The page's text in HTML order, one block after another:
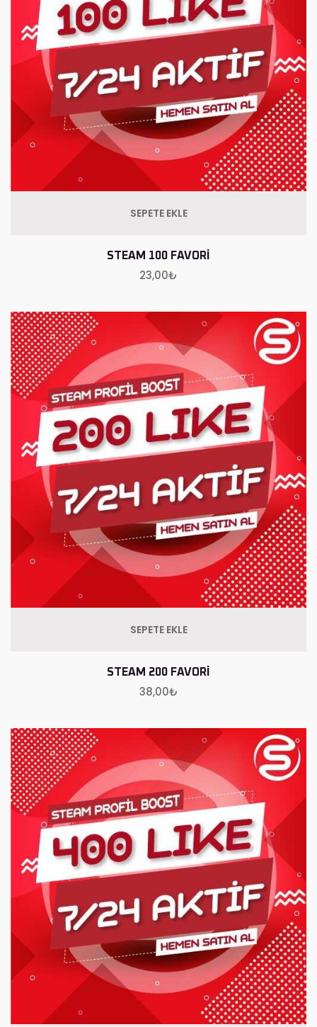
SEPETE EKLE
STEAM 100 FAVORI
23,00₺
SEPETE EKLE
STEAM 200 FAVORI
38,00₺